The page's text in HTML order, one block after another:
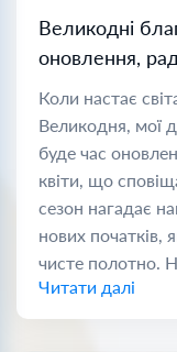
Великодні
оновлення,
Коли настає
Великодня, мої
буде час
квіти, що
сезон нагадає
нових початків,
чисте полотно.
Читати далі